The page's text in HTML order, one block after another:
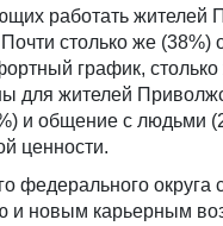
работать жителей
столько же (38%)
график,
для жителей
и общение с людьми
ценности.
федерального округа
и новым карьерным